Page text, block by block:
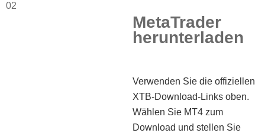
02
MetaTrader
herunterladen
Verwenden Sie die offiziellen
XTB-Download-Links oben.
Wählen Sie MT4 zum
Download und stellen Sie